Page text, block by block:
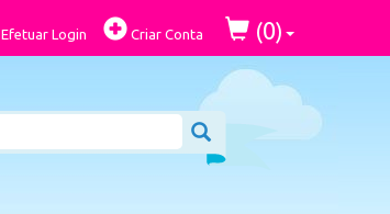
Efetuar Login Criar Conta (0)